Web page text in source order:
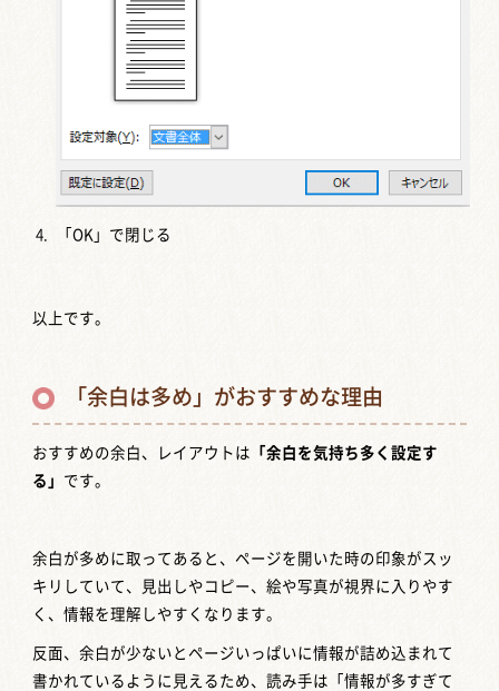
「OK」で閉じる
以上です。
「余白は多め」がおすすめな理由
おすすめの余白、レイアウトは 「余白を気持ち多く設定す
る」 です。
余白が多めに取ってあると、ページを開いた時の印象がスッ
キリしていて、見出しやコピー、絵や写真が視界に入りやす
く、情報を理解しやすくなります。
反面、余白が少ないとページいっぱいに情報が詰め込まれて
書かれているように見えるため、読み手は「情報が多すぎて